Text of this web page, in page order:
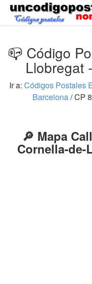
📪 Código
Llobregat
Ir a: Códigos Postales
Barcelona/ CP
🔎 Mapa
Cornella-de-